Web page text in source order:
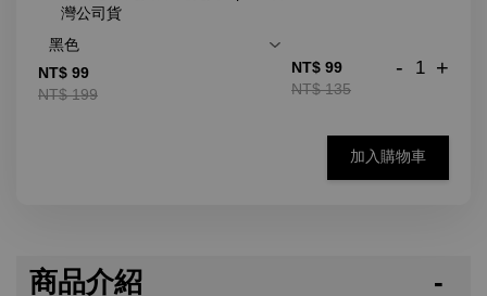
灣公司貨
NT$ 99
NT$ 199
NT$ 99
NT$ 135
- +
加入購物車
商品介紹